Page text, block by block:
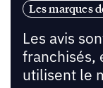
Les marques
Les avis
franchisés,
utilisent le